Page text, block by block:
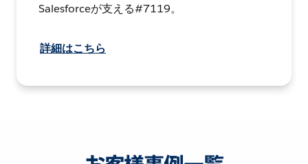
Salesforceが支える#7119。
詳細はこちら